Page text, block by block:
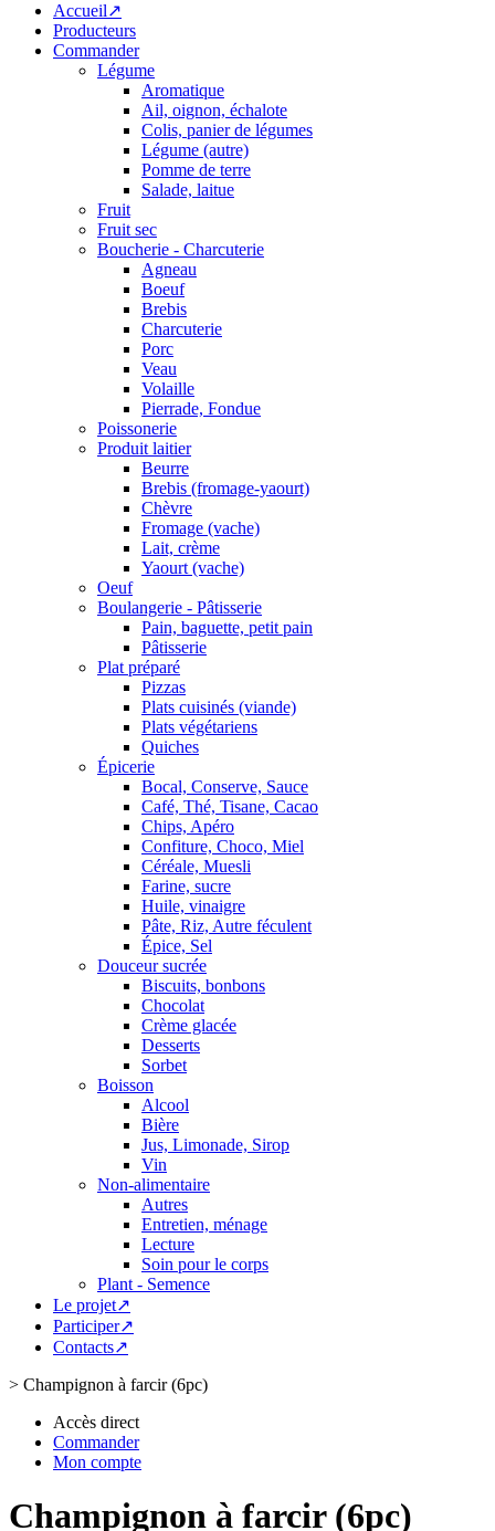
Accueil↗
Producteurs
Commander
Légume
Aromatique
Ail, oignon, échalote
Colis, panier de légumes
Légume (autre)
Pomme de terre
Salade, laitue
Fruit
Fruit sec
Boucherie - Charcuterie
Agneau
Boeuf
Brebis
Charcuterie
Porc
Veau
Volaille
Pierrade, Fondue
Poissonerie
Produit laitier
Beurre
Brebis (fromage-yaourt)
Chèvre
Fromage (vache)
Lait, crème
Yaourt (vache)
Oeuf
Boulangerie - Pâtisserie
Pain, baguette, petit pain
Pâtisserie
Plat préparé
Pizzas
Plats cuisinés (viande)
Plats végétariens
Quiches
Épicerie
Bocal, Conserve, Sauce
Café, Thé, Tisane, Cacao
Chips, Apéro
Confiture, Choco, Miel
Céréale, Muesli
Farine, sucre
Huile, vinaigre
Pâte, Riz, Autre féculent
Épice, Sel
Douceur sucrée
Biscuits, bonbons
Chocolat
Crème glacée
Desserts
Sorbet
Boisson
Alcool
Bière
Jus, Limonade, Sirop
Vin
Non-alimentaire
Autres
Entretien, ménage
Lecture
Soin pour le corps
Plant - Semence
Le projet↗
Participer↗
Contacts↗
> Champignon à farcir (6pc)
Accès direct
Commander
Mon compte
Champignon à farcir (6pc)